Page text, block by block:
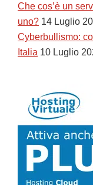
Che cos’è un
uno? 14 Luglio
Cyberbullismo:
Italia 10 Luglio